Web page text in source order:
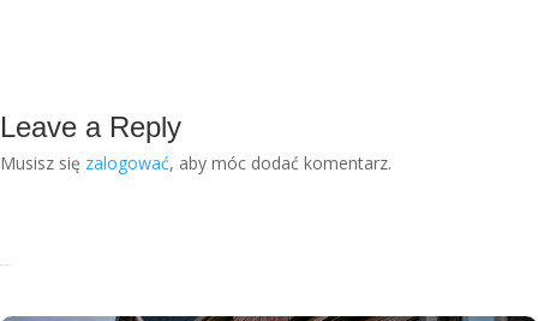
Leave a Reply
Musisz się zalogować, aby móc dodać komentarz.